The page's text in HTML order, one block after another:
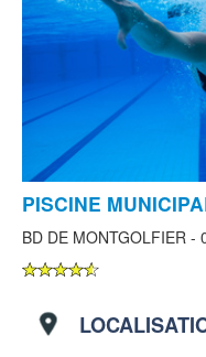
PISCINE
BD DE MONTGOLFIER -